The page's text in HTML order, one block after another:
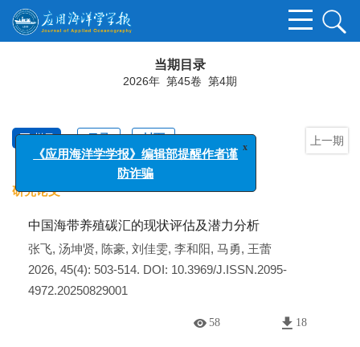
当期目录
2026年 第45卷 第4期
上一期
栏目 目录 封面
研究论文
中国海带养殖碳汇的现状评估及潜力分析
张飞, 汤坤贤, 陈豪, 刘佳雯, 李和阳, 马勇, 王蕾
2026, 45(4): 503-514. DOI: 10.3969/J.ISSN.2095-
4972.20250829001
58 18
x
防诈骗